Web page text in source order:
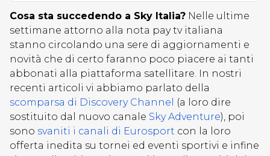
Cosa sta succedendo a Sky Italia? Nelle ultime
settimane attorno alla nota pay tv italiana
stanno circolando una sere di aggiornamenti e
novità che di certo faranno poco piacere ai tanti
abbonati alla piattaforma satellitare. In nostri
recenti articoli vi abbiamo parlato della
scomparsa di Discovery Channel
(a loro dire
sostituito dal nuovo canale Sky Adventure), poi
sono svaniti i canali di Eurosport con la loro
offerta inedita su tornei ed eventi sportivi e infine